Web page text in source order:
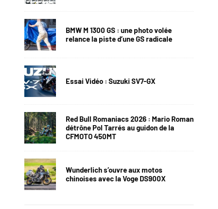
BMW M 1300 GS : une photo volée
relance la piste d’une GS radicale
Essai Vidéo : Suzuki SV7-GX
Red Bull Romaniacs 2026 : Mario Roman
détrône Pol Tarrés au guidon de la
CFMOTO 450MT
Wunderlich s’ouvre aux motos
chinoises avec la Voge DS900X